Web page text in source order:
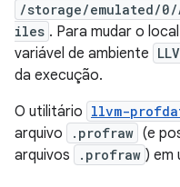
/storage/emulated/
iles . Para mudar o
variável de ambiente
da execução.
O utilitário llvm-
arquivo
.profraw (e
arquivos
.profraw ) em